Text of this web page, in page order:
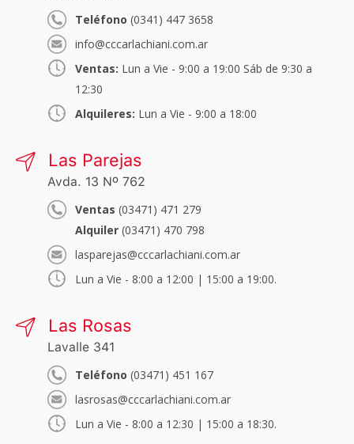
Teléfono (0341) 447 3658
info@cccarlachiani.com.ar
Ventas: Lun a Vie - 9:00 a 19:00 Sáb de 9:30 a
12:30
Alquileres: Lun a Vie - 9:00 a 18:00
Las Parejas
Avda. 13 Nº 762
Ventas (03471) 471 279
Alquiler (03471) 470 798
lasparejas@cccarlachiani.com.ar
Lun a Vie - 8:00 a 12:00 | 15:00 a 19:00.
Las Rosas
Lavalle 341
Teléfono (03471) 451 167
lasrosas@cccarlachiani.com.ar
Lun a Vie - 8:00 a 12:30 | 15:00 a 18:30.